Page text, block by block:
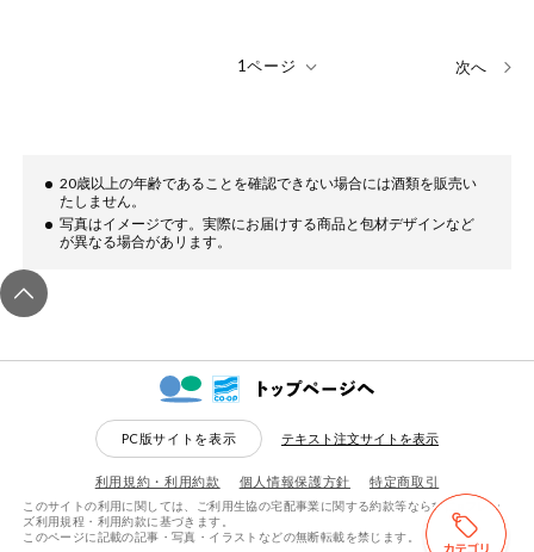
次へ
20歳以上の年齢であることを確認できない場合には酒類を販売い
たしません。
写真はイメージです。実際にお届けする商品と包材デザインなど
が異なる場合があリます。
PC版サイトを表示 テキスト注文サイトを表示
利用規約・利用約款 個人情報保護方針 特定商取引
このサイトの利用に関しては、ご利用生協の宅配事業に関する約款等ならびにeフレン
ズ利用規程・利用約款に基づきます。
このページに記載の記事・写真・イラストなどの無断転載を禁じます。